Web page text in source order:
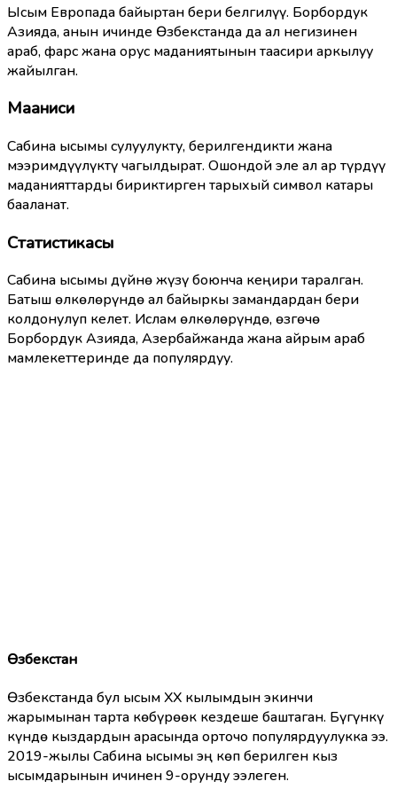
Ысым Европада байыртан бери белгилүү. Борбордук
Азияда, анын ичинде Өзбекстанда да ал негизинен
араб, фарс жана орус маданиятынын таасири аркылуу
жайылган.
Мааниси
Сабина ысымы сулуулукту, берилгендикти жана
мээримдүүлүктү чагылдырат. Ошондой эле ал ар түрдүү
маданияттарды бириктирген тарыхый символ катары
бааланат.
Статистикасы
Сабина ысымы дүйнө жүзү боюнча кеңири таралган.
Батыш өлкөлөрүндө ал байыркы замандардан бери
колдонулуп келет. Ислам өлкөлөрүндө, өзгөчө
Борбордук Азияда, Азербайжанда жана айрым араб
мамлекеттеринде да популярдуу.
Өзбекстан
Өзбекстанда бул ысым ХХ кылымдын экинчи
жарымынан тарта көбүрөөк кездеше баштаган. Бүгүнкү
күндө кыздардын арасында орточо популярдуулукка ээ.
2019-жылы Сабина ысымы эң көп берилген кыз
ысымдарынын ичинен 9-орунду ээлеген.